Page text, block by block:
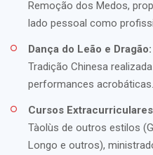
Remoção dos Medos,
lado pessoal como
Dança do Leão e Dragão:
Tradição Chinesa
performances acrobáticas.
Cursos
Tàolùs de outros estilos
Longo e outros),